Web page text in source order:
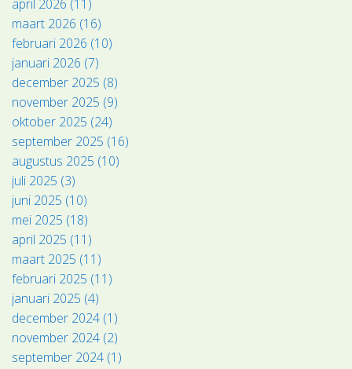
april 2026 (11)
maart 2026 (16)
februari 2026 (10)
januari 2026 (7)
december 2025 (8)
november 2025 (9)
oktober 2025 (24)
september 2025 (16)
augustus 2025 (10)
juli 2025 (3)
juni 2025 (10)
mei 2025 (18)
april 2025 (11)
maart 2025 (11)
februari 2025 (11)
januari 2025 (4)
december 2024 (1)
november 2024 (2)
september 2024 (1)